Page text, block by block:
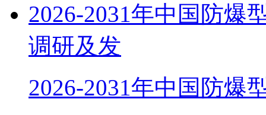
2026-2031年中国防爆
调研及发
2026-2031年中国防爆